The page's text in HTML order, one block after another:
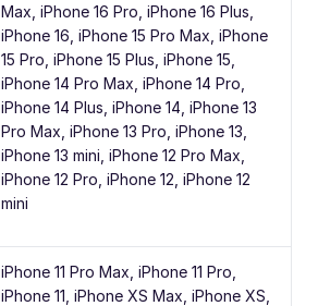
Max, iPhone 16 Pro, iPhone 16 Plus,
iPhone 16, iPhone 15 Pro Max, iPhone
15 Pro, iPhone 15 Plus, iPhone 15,
iPhone 14 Pro Max, iPhone 14 Pro,
iPhone 14 Plus, iPhone 14, iPhone 13
Pro Max, iPhone 13 Pro, iPhone 13,
iPhone 13 mini, iPhone 12 Pro Max,
iPhone 12 Pro, iPhone 12, iPhone 12
mini
iPhone 11 Pro Max, iPhone 11 Pro,
iPhone 11, iPhone XS Max, iPhone XS,